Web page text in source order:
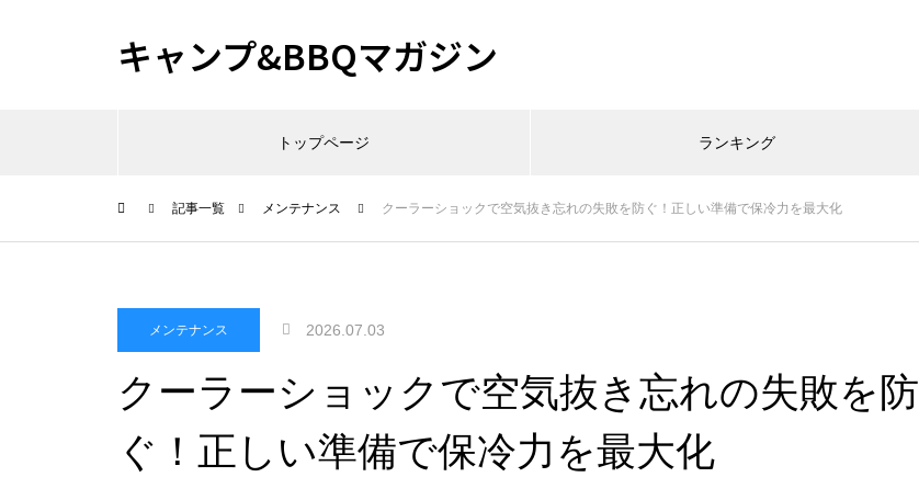
キャンプ&BBQマガジン
トップページ ランキング
記事一覧 メンテナンス クーラーショックで空気抜き忘れの失敗を防ぐ！正しい準備で保冷力を最大化
メンテナンス 2026.07.03
クーラーショックで空気抜き忘れの失敗を防
ぐ！正しい準備で保冷力を最大化